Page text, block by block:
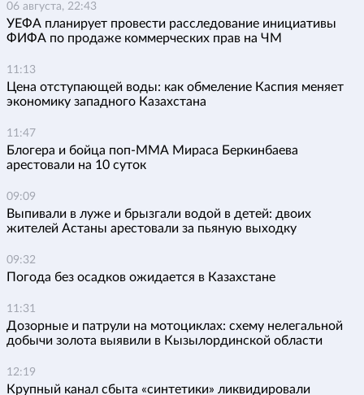
06 августа, 22:43
УЕФА планирует провести расследование инициативы
ФИФА по продаже коммерческих прав на ЧМ
11:13
Цена отступающей воды: как обмеление Каспия меняет
экономику западного Казахстана
11:47
Блогера и бойца поп-ММА Мираса Беркинбаева
арестовали на 10 суток
09:09
Выпивали в луже и брызгали водой в детей: двоих
жителей Астаны арестовали за пьяную выходку
09:32
Погода без осадков ожидается в Казахстане
11:31
Дозорные и патрули на мотоциклах: схему нелегальной
добычи золота выявили в Кызылординской области
12:19
Крупный канал сбыта «синтетики» ликвидировали